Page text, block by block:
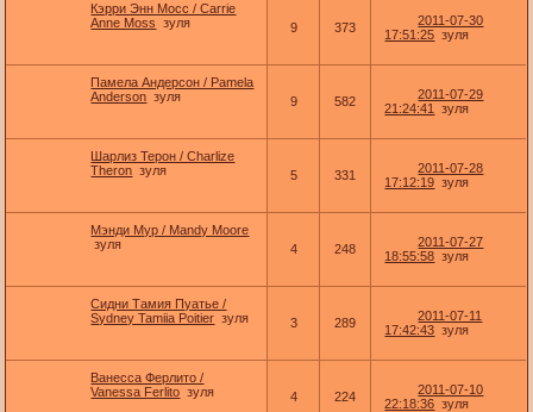
Кэрри Энн Мосс / Carrie
Anne Moss
зуля 9 373
2011-07-30
17:51:25 зуля
Памела Андерсон / Pamela
Anderson зуля 9 582
2011-07-29
21:24:41
зуля
Шарлиз Терон / Charlize
Theron зуля 5 331
2011-07-28
17:12:19 зуля
Мэнди Мур / Mandy Moore
зуля
4 248
2011-07-27
18:55:58 зуля
Сидни Тамия Пуатье /
Sydney Tamiia Poitier зуля 3 289
2011-07-11
17:42:43 зуля
Ванесса Ферлито /
Vanessa Ferlito зуля 4 224
2011-07-10
22:18:36 зуля